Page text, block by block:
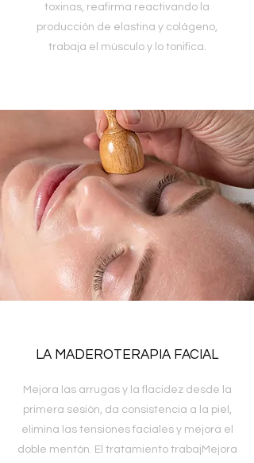
toxinas, reafirma reactivando la
producción de elastina y colágeno,
trabaja el músculo y lo tonifica.
LA MADEROTERAPIA FACIAL
Mejora las arrugas y la flacidez desde la
primera sesión, da consistencia a la piel,
elimina las tensiones faciales y mejora el
doble mentón. El tratamiento trabajMejora